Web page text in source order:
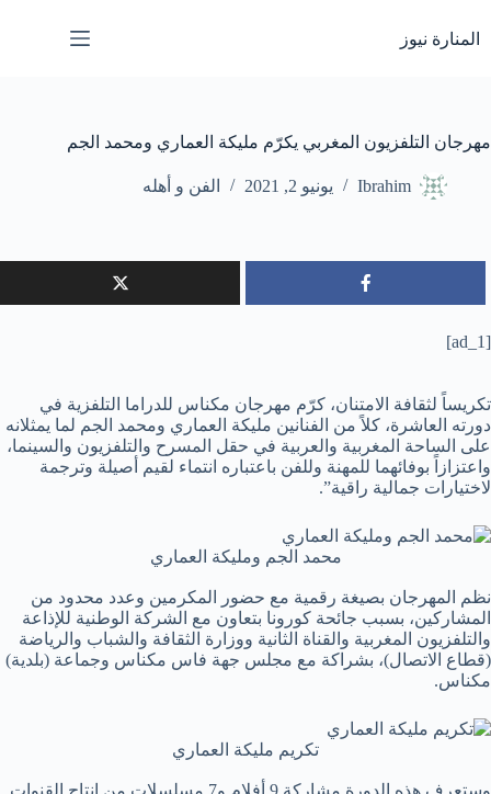
إلى
المحتوى
المنارة نيوز
مهرجان التلفزيون المغربي يكرّم مليكة العماري ومحمد الجم
Ibrahim يونيو 2, 2021 الفن و أهله
[ad_1]
تكريساً لثقافة الامتنان، كرّم مهرجان مكناس للدراما التلفزية في
دورته العاشرة، كلاً من الفنانين مليكة العماري ومحمد الجم لما يمثلانه
على الساحة المغربية والعربية في حقل المسرح والتلفزيون والسينما،
واعتزازاً بوفائهما للمهنة وللفن باعتباره انتماء لقيم أصيلة وترجمة
لاختيارات جمالية راقية”.
محمد الجم ومليكة العماري
نظم المهرجان بصيغة رقمية مع حضور المكرمين وعدد محدود من
المشاركين، بسبب جائحة كورونا بتعاون مع الشركة الوطنية للإذاعة
والتلفزيون المغربية والقناة الثانية ووزارة الثقافة والشباب والرياضة
(قطاع الاتصال)، بشراكة مع مجلس جهة فاس مكناس وجماعة (بلدية)
مكناس.
تكريم مليكة العماري
وستعرف هذه الدورة مشاركة 9 أفلام و7 مسلسلات من إنتاج القنوات